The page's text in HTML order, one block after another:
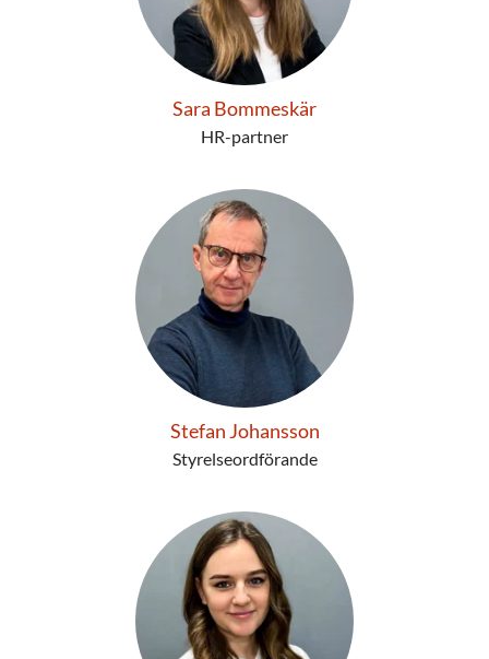
Sara Bommeskär
HR-partner
Stefan Johansson
Styrelseordförande